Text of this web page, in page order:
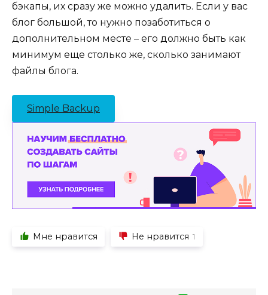
бэкапы, их сразу же можно удалить. Если у вас
блог большой, то нужно позаботиться о
дополнительном месте – его должно быть как
минимум еще столько же, сколько занимают
файлы блога.
Simple Backup
Мне нравится Не нравится 1